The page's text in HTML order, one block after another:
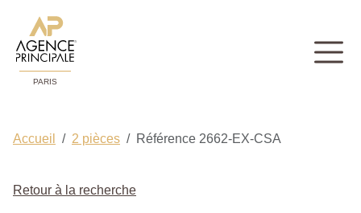
PARIS
Accueil 2 pièces Référence 2662-EX-CSA
Retour à la recherche